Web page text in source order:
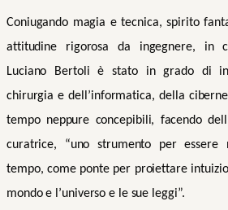
Coniugando magia e tecnica, spirito
attitudine rigorosa da ingegnere, in
Luciano Bertoli è stato in grado di
chirurgia e dell’informatica, della
tempo neppure concepibili, facendo
curatrice, “uno strumento per
tempo, come ponte per proiettare
mondo e l’universo e le sue leggi”.